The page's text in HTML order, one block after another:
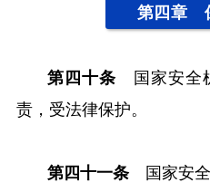
第四章
第四十条 国家安全
责，受法律保护。
第四十一条 国家安